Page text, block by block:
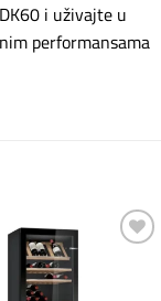
i uživajte u
performansama